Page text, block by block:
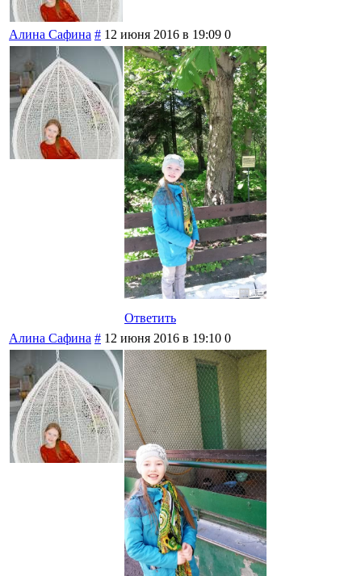
Алина Сафина # 12 июня 2016 в 19:09 0
Ответить
Алина Сафина # 12 июня 2016 в 19:10 0